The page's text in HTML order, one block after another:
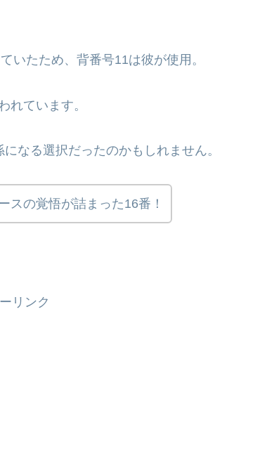
いたため、背番号11は彼が使用。
れています。
なる選択だったのかもしれません。
スの覚悟が詰まった16番！
リンク